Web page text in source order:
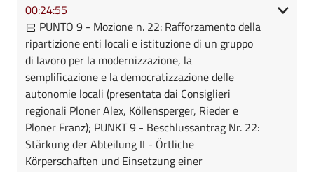
00:24:55
PUNTO 9 - Mozione n. 22: Rafforzamento della
ripartizione enti locali e istituzione di un gruppo
di lavoro per la modernizzazione, la
semplificazione e la democratizzazione delle
autonomie locali (presentata dai Consiglieri
regionali Ploner Alex, Köllensperger, Rieder e
Ploner Franz); PUNKT 9 - Beschlussantrag Nr. 22:
Stärkung der Abteilung II - Örtliche
Körperschaften und Einsetzung einer